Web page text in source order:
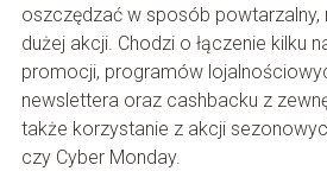
oszczędzać w sposób powtarzalny,
dużej akcji. Chodzi o łączenie kilku
promocji, programów
newslettera oraz cashbacku z
także korzystanie z akcji
czy Cyber Monday.